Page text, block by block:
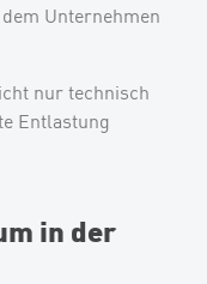
Unternehmen
nur technisch
Entlastung
in der